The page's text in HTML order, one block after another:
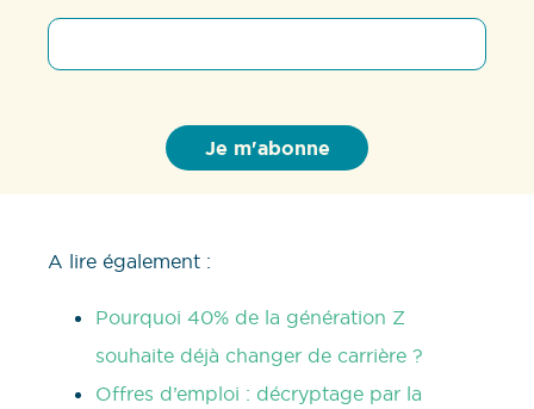
A lire également :
Pourquoi 40% de la génération Z
souhaite déjà changer de carrière ?
Offres d’emploi : décryptage par la